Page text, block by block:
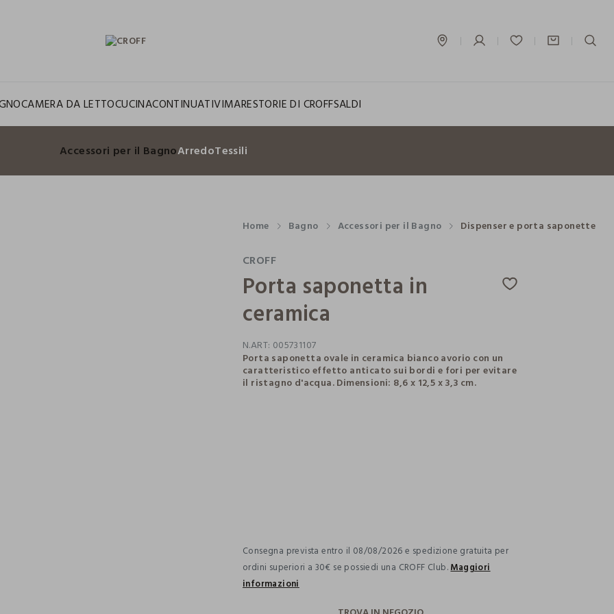
CAMERA DA LETTOCUCINACONTINUATIVIMARESTORIE DI CROFFSALDI
Accessori per il BagnoArredoTessili
Home Bagno Accessori per il Bagno Dispenser e porta saponette
CROFF
Porta saponetta in
ceramica
N.ART: 005731107
Porta saponetta ovale in ceramica bianco avorio con un
caratteristico effetto anticato sui bordi e fori per evitare
il ristagno d'acqua. Dimensioni: 8,6 x 12,5 x 3,3 cm.
Consegna prevista entro il 08/08/2026 e spedizione gratuita per
ordini superiori a 30€ se possiedi una CROFF Club.Maggiori
informazioni